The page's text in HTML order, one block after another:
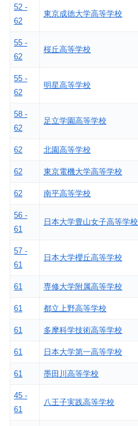
52 -
62
東京成徳大学高等学校
55 -
62
桜丘高等学校
55 -
62
明星高等学校
58 -
62
足立学園高等学校
62 北園高等学校
62 東京電機大学高等学校
62 南平高等学校
56 -
61
日本大学豊山女子高等学校
57 -
61
日本大学櫻丘高等学校
61 専修大学附属高等学校
61 都立上野高等学校
61 多摩科学技術高等学校
61 日本大学第一高等学校
61 墨田川高等学校
45 -
61
八王子実践高等学校